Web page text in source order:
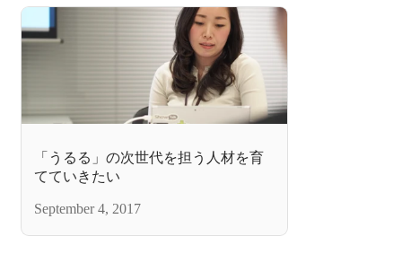
「うるる」の次世代を担う人材を育
てていきたい
September 4, 2017